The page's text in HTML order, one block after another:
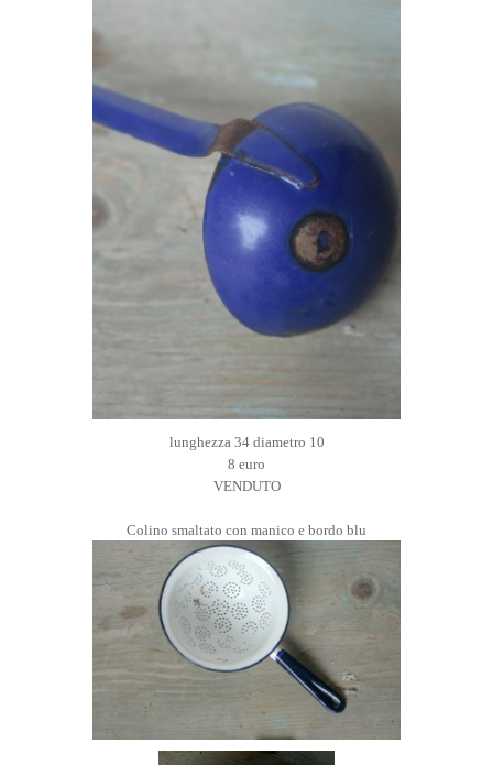
lunghezza 34 diametro 10
8 euro
VENDUTO
Colino smaltato con manico e bordo blu